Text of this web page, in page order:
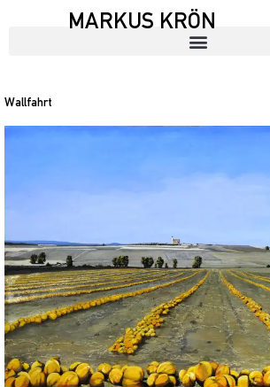
MARKUS KRÖN
Wallfahrt